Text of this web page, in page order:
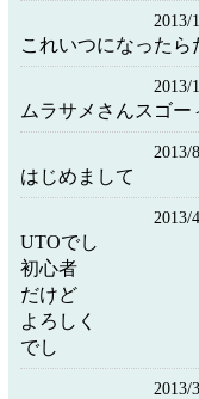
2013/
これいつになった
2013/
ムラサメさんスゴー
2013/
はじめまして
2013/
UTOでし
初心者
だけど
よろしく
でし
2013/